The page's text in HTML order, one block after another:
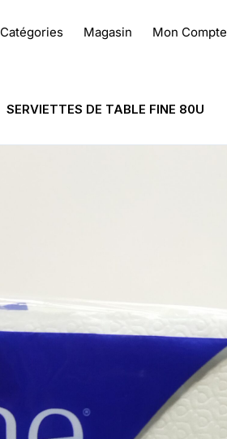
Catégories Magasin Mon Compte
SERVIETTES DE TABLE FINE 80U